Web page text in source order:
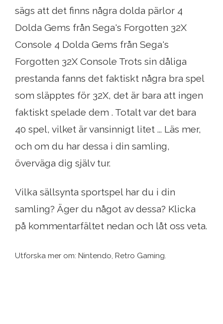
sägs att det finns några dolda pärlor 4
Dolda Gems från Sega's Forgotten 32X
Console 4 Dolda Gems från Sega's
Forgotten 32X Console Trots sin dåliga
prestanda fanns det faktiskt några bra spel
som släpptes för 32X, det är bara att ingen
faktiskt spelade dem . Totalt var det bara
40 spel, vilket är vansinnigt litet ... Läs mer,
och om du har dessa i din samling,
överväga dig själv tur.
Vilka sällsynta sportspel har du i din
samling? Äger du något av dessa? Klicka
på kommentarfältet nedan och låt oss veta.
Utforska mer om: Nintendo, Retro Gaming.